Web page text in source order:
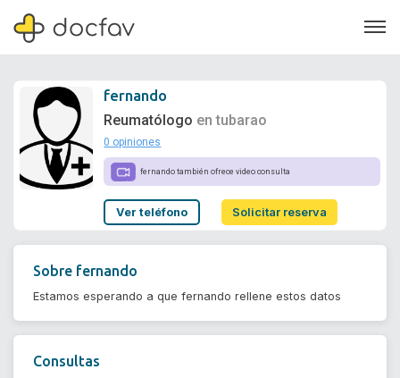
Soporte
Quiénes somos
¿Eres un doctor?
fernando
Reumatólogo en tubarao
0 opiniones
fernando también ofrece video consulta
Ver teléfono Solicitar reserva
Sobre fernando
Estamos esperando a que fernando rellene estos datos
Consultas